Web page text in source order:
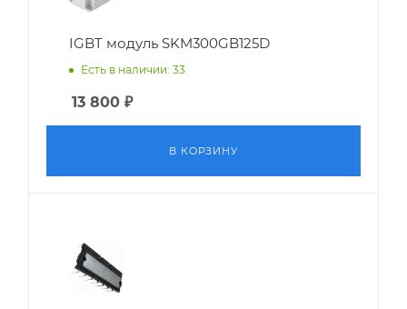
IGBT модуль SKM300GB125D
Есть в наличии: 33
13 800 ₽
В КОРЗИНУ